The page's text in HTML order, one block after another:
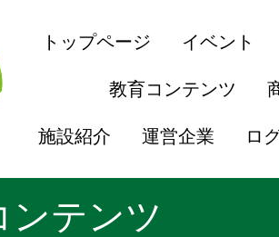
トップページ イベント
教育コンテンツ
施設紹介 運営企業 ロ
ンテンツ